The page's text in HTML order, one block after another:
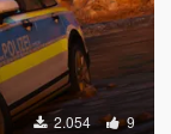
2.054 9